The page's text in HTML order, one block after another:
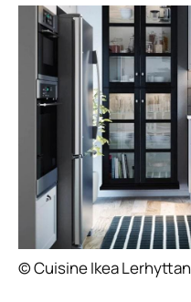
© Cuisine Ikea Lerhyttan